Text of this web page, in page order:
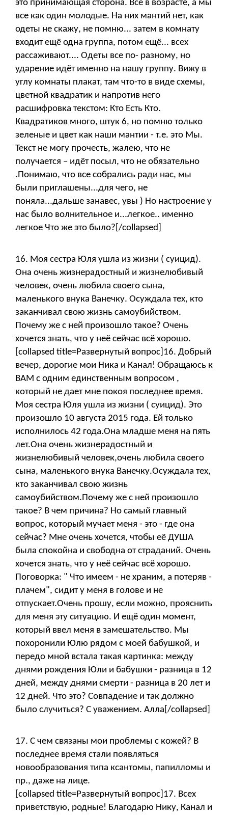
это принимающая сторона. Все в возрасте, а мы
все как один молодые. На них мантий нет, как
одеты не скажу, не помню... затем в комнату
входит ещё одна группа, потом ещё... всех
рассаживают.... Одеты все по- разному, но
ударение идёт именно на нашу группу. Вижу в
углу комнаты плакат, там что-то в виде схемы,
цветной квадратик и напротив него
расшифровка текстом: Кто Есть Кто.
Квадратиков много, штук 6, но помню только
зеленые и цвет как наши мантии - т.е. это Мы.
Текст не могу прочесть, жалею, что не
получается – идёт посыл, что не обязательно
.Понимаю, что все собрались ради нас, мы
были приглашены...для чего, не
поняла...дальше занавес, увы ) Но настроение у
нас было волнительное и...легкое.. именно
легкое Что же это было?[/collapsed]
16. Моя сестра Юля ушла из жизни ( суицид).
Она очень жизнерадостный и жизнелюбивый
человек, очень любила своего сына,
маленького внука Ванечку. Осуждала тех, кто
заканчивал свою жизнь самоубийством.
Почему же с ней произошло такое? Очень
хочется знать, что у неё сейчас всё хорошо.
[collapsed title=Развернутый вопрос]16. Добрый
вечер, дорогие мои Ника и Канал! Обращаюсь к
ВАМ с одним единственным вопросом ,
который не дает мне покоя последнее время.
Моя сестра Юля ушла из жизни ( суицид). Это
произошло 10 августа 2015 года. Ей только
исполнилось 42 года.Она младше меня на пять
лет.Она очень жизнерадостный и
жизнелюбивый человек,очень любила своего
сына, маленького внука Ванечку.Осуждала тех,
кто заканчивал свою жизнь
самоубийством.Почему же с ней произошло
такое? В чем причина? Но самый главный
вопрос, который мучает меня - это - где она
сейчас? Мне очень хочется, чтобы её ДУША
была спокойна и свободна от страданий. Очень
хочется знать, что у неё сейчас всё хорошо.
Поговорка: " Что имеем - не храним, а потеряв -
плачем", сидит у меня в голове и не
отпускает.Очень прошу, если можно, прояснить
для меня эту ситуацию. И ещё один момент,
который ввел меня в замешательство. Мы
похоронили Юлю рядом с моей бабушкой, и
передо мной встала такая картинка: между
днями рождения Юли и бабушки - разница в 12
дней, между днями смерти - разница в 20 лет и
12 дней. Что это? Совпадение и так должно
было случиться? С уважением. Алла[/collapsed]
17. С чем связаны мои проблемы с кожей? В
последнее время стали появляться
новообразования типа ксантомы, папилломы и
пр., даже на лице.
[collapsed title=Развернутый вопрос]17. Всех
приветствую, родные! Благодарю Нику, Канал и